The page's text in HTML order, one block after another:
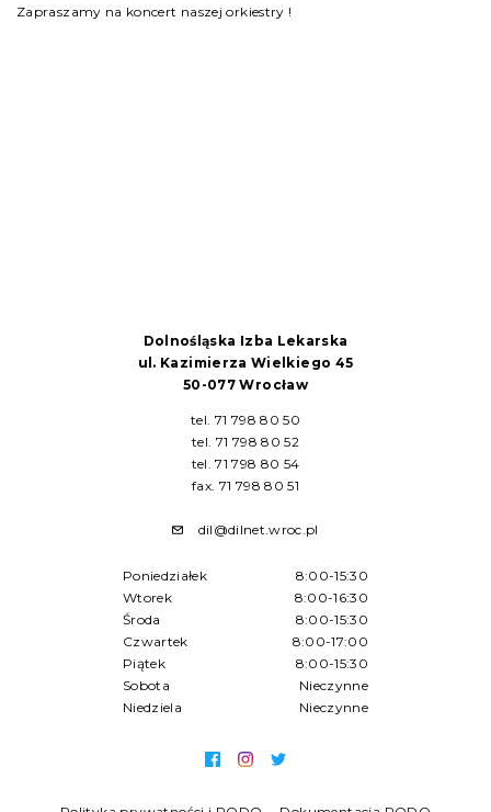
Zapraszamy na koncert naszej orkiestry !
Dolnośląska Izba Lekarska
ul. Kazimierza Wielkiego 45
50-077 Wrocław
tel. 71 798 80 50
tel. 71 798 80 52
tel. 71 798 80 54
fax. 71 798 80 51
dil@dilnet.wroc.pl
Poniedziałek
8:00-15:30
Wtorek
8:00-16:30
Środa
8:00-15:30
Czwartek
8:00-17:00
Piątek
8:00-15:30
Sobota
Nieczynne
Niedziela
Nieczynne